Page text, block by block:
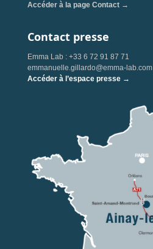
Accéder à la page Contact →
Contact presse
Emma Lab : +33 6 72 91 87 71
emmanuelle.gillardo@emma-lab.com
Accéder à l’espace presse →